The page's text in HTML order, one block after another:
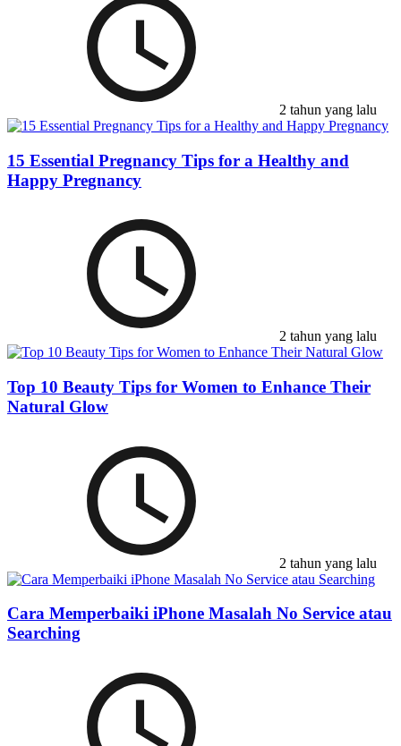
2 tahun yang lalu
15 Essential Pregnancy Tips for a Healthy and
Happy Pregnancy
2 tahun yang lalu
Top 10 Beauty Tips for Women to Enhance Their
Natural Glow
2 tahun yang lalu
Cara Memperbaiki iPhone Masalah No Service atau
Searching